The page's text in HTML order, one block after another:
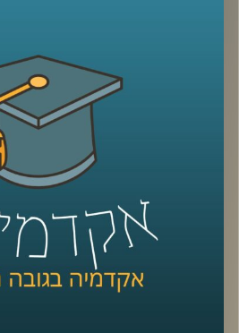
לדיון בכל העולם, אבל
האחרונה במדינתנו הקטנה
הצעירה – ישראל, הסוגיות
פרופ' יניב רוזנאי, חוקר
חוקתי השוואתי מביה"ס
באוניברסיטת ריימן, חקר
המעניינות ביותר בהקשר
(וסוגיות נוספות ומסקרנות)